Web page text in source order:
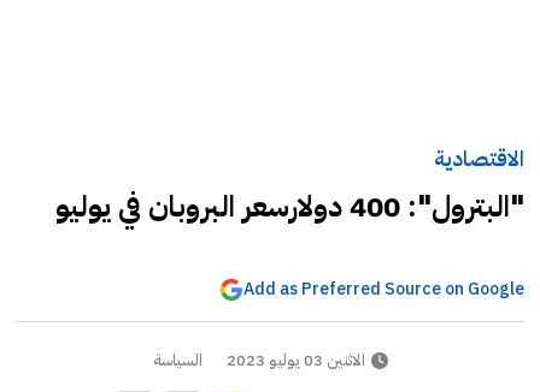
الاقتصادية
"البترول": 400 دولارسعر البروبان في يوليو
Add as Preferred Source on Google
الاثنين 03 يوليو 2023 السياسة